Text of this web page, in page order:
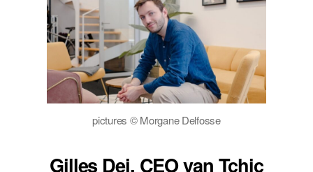
pictures © Morgane Delfosse
Gilles Dej, CEO van Tchic